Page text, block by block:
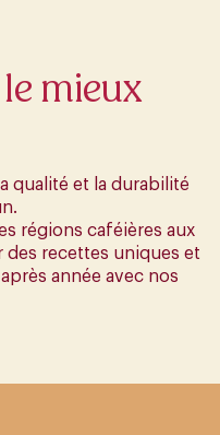
mieux
qualité et la durabilité
régions caféières aux
des recettes uniques et
année avec nos